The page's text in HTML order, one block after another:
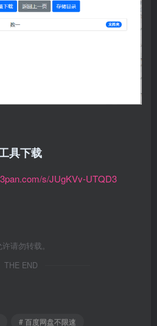
具下载
s/JUgKVv-UTQD3
请勿转载。
THE END
# 百度网盘不限速